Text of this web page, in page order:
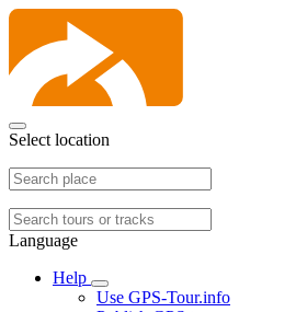
Select location
Language
Help
Use GPS-Tour.info